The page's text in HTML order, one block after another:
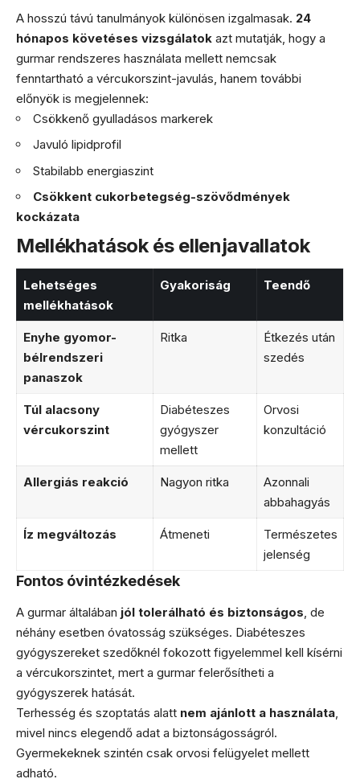
A hosszú távú tanulmányok különösen izgalmasak. 24
hónapos követéses vizsgálatok azt mutatják, hogy a
gurmar rendszeres használata mellett nemcsak
fenntartható a vércukorszint-javulás, hanem további
előnyök is megjelennek:
Csökkenő gyulladásos markerek
Javuló lipidprofil
Stabilabb energiaszint
Csökkent cukorbetegség-szövődmények
kockázata
Mellékhatások és ellenjavallatok
Lehetséges
mellékhatások
Gyakoriság Teendő
Enyhe gyomor-
bélrendszeri
panaszok
Ritka
Étkezés után
szedés
Túl alacsony
vércukorszint
Diabéteszes
gyógyszer
mellett
Orvosi
konzultáció
Allergiás reakció Nagyon ritka
Azonnali
abbahagyás
Íz megváltozás Átmeneti
Természetes
jelenség
Fontos óvintézkedések
A gurmar általában jól tolerálható és biztonságos, de
néhány esetben óvatosság szükséges. Diabéteszes
gyógyszereket szedőknél fokozott figyelemmel kell kísérni
a vércukorszintet, mert a gurmar felerősítheti a
gyógyszerek hatását.
Terhesség és szoptatás alatt nem ajánlott a használata,
mivel nincs elegendő adat a biztonságosságról.
Gyermekeknek szintén csak orvosi felügyelet mellett
adható.